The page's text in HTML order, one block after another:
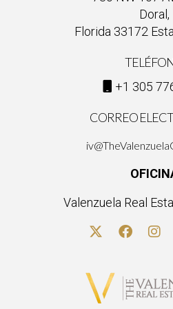
considerar propiedades fuera del
mantenerse informados sobreDoral,
Florida 33172
+1 305
CORREO
Valenzuela Real